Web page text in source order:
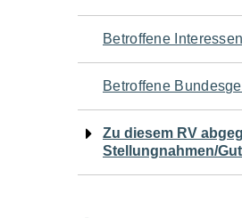
Betroffene
Betroffene
Zu diesem RV
Stellungnahmen/